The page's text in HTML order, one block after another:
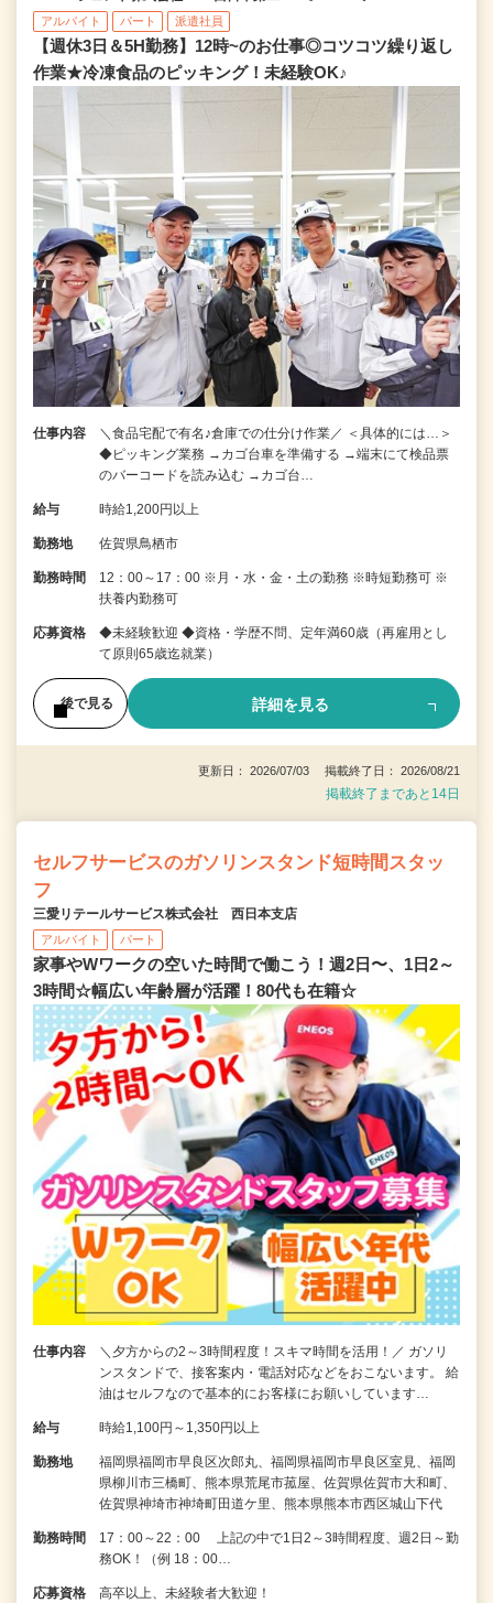
アルバイト パート 派遣社員
【週休3日＆5H勤務】12時~のお仕事◎コツコツ繰り返し
作業★冷凍食品のピッキング！未経験OK♪
仕事内容
＼食品宅配で有名♪倉庫での仕分け作業／ ＜具体的には…＞
◆ピッキング業務 →カゴ台車を準備する →端末にて検品票
のバーコードを読み込む →カゴ台…
給与 時給1,200円以上
勤務地 佐賀県鳥栖市
勤務時間
12：00～17：00 ※月・水・金・土の勤務 ※時短勤務可 ※
扶養内勤務可
応募資格
◆未経験歓迎 ◆資格・学歴不問、定年満60歳（再雇用とし
て原則65歳迄就業）
後で見る 詳細を見る
更新日： 2026/07/03 掲載終了日： 2026/08/21
掲載終了まであと14日
セルフサービスのガソリンスタンド短時間スタッ
フ
三愛リテールサービス株式会社 西日本支店
アルバイト パート
家事やWワークの空いた時間で働こう！週2日〜、1日2～
3時間☆幅広い年齢層が活躍！80代も在籍☆
仕事内容
＼夕方からの2～3時間程度！スキマ時間を活用！／ ガソリ
ンスタンドで、接客案内・電話対応などをおこないます。 給
油はセルフなので基本的にお客様にお願いしています…
給与 時給1,100円～1,350円以上
勤務地
福岡県福岡市早良区次郎丸、福岡県福岡市早良区室見、福岡
県柳川市三橋町、熊本県荒尾市菰屋、佐賀県佐賀市大和町、
佐賀県神埼市神埼町田道ケ里、熊本県熊本市西区城山下代
勤務時間
17：00～22：00 上記の中で1日2～3時間程度、週2日～勤
務OK！（例 18：00…
応募資格 高卒以上、未経験者大歓迎！